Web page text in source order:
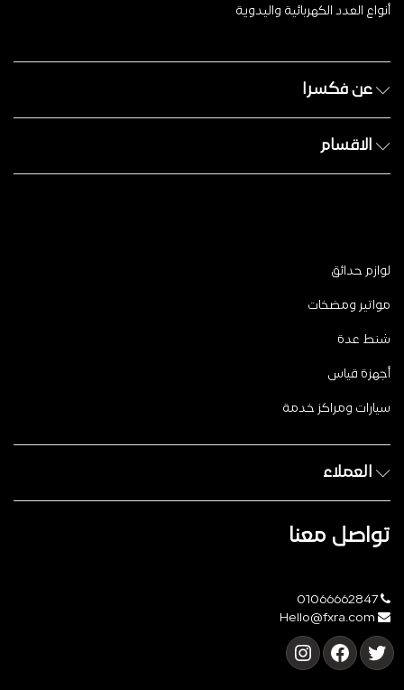
أنواع العدد الكهربائية واليدوية
عن فكسرا
الاقسام
لوازم حدائق
مواتير ومضخات
شنط عدة
أجهزة قياس
سيارات ومراكز خدمة
العملاء
تواصل معنا
تويترفيسبوكإنستجرام